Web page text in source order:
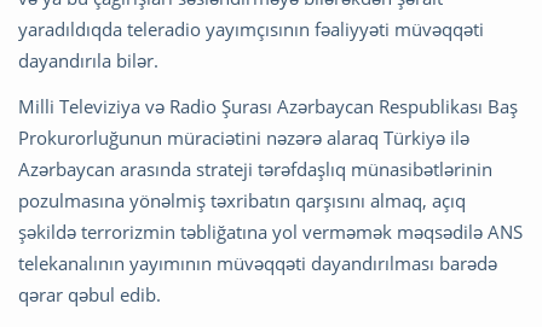
yaradıldıqda teleradio yayımçısının fəaliyyəti müvəqqəti
dayandırıla bilər.
Milli Televiziya və Radio Şurası Azərbaycan Respublikası Baş
Prokurorluğunun müraciətini nəzərə alaraq Türkiyə ilə
Azərbaycan arasında strateji tərəfdaşlıq münasibətlərinin
pozulmasına yönəlmiş təxribatın qarşısını almaq, açıq
şəkildə terrorizmin təbliğatına yol verməmək məqsədilə ANS
telekanalının yayımının müvəqqəti dayandırılması barədə
qərar qəbul edib.